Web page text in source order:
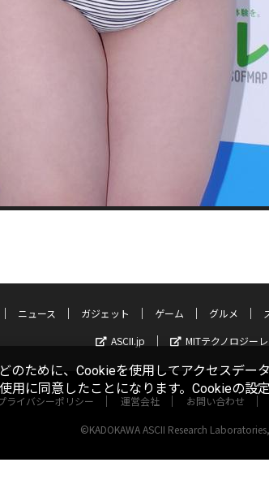
ニュース ガジェット ゲーム グルメ
ASCII.jp
MITテクノロジー
ライバシーポリシー 運営会社 お問い合わせ
©KADOKAWA ASCII Research
のために、Cookieを使用してアクセスデー
用に同意したことになります。Cookieの設